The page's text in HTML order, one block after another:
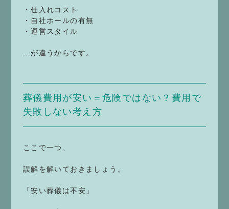
・仕入れコスト
・自社ホールの有無
・運営スタイル
…が違うからです。
葬儀費用が安い＝危険ではない？費用で
失敗しない考え方
ここで一つ、
誤解を解いておきましょう。
「安い葬儀は不安」